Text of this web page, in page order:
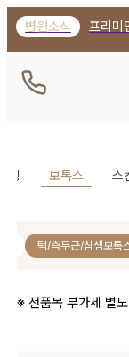
강남역
병원소식 프리미
팅 보톡스 스
턱/측두근/침샘보톡
※ 전품목 부가세 별